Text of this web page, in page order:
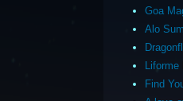
Goa
Alo
Liforme
Find